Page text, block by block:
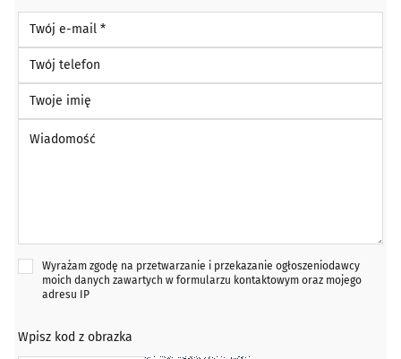
Twój e-mail *
Twój telefon
Twoje imię
Wyrażam zgodę na przetwarzanie i przekazanie ogłoszeniodawcy
moich danych zawartych w formularzu kontaktowym oraz mojego
adresu IP
Wpisz kod z obrazka